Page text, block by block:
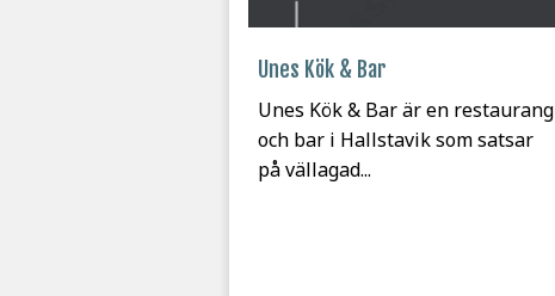
Unes Kök & Bar
Unes Kök & Bar är en restaurang
och bar i Hallstavik som satsar
på vällagad...